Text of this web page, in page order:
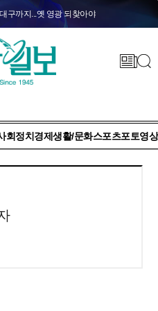
구까지...옛 영광 되찾아야
회정치 경제생활/문화스포츠포토영상